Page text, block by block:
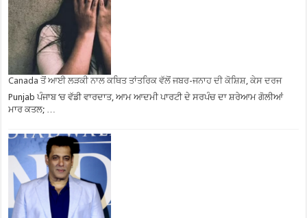
Canada ਤੋਂ ਆਈ ਲੜਕੀ ਨਾਲ ਕਥਿਤ ਤਾਂਤਰਿਕ ਵੱਲੋਂ ਜਬਰ-ਜਨਾਹ ਦੀ ਕੋਸ਼ਿਸ਼, ਕੇਸ ਦਰਜ
Punjab ਪੰਜਾਬ ‘ਚ ਵੱਡੀ ਵਾਰਦਾਤ, ਆਮ ਆਦਮੀ ਪਾਰਟੀ ਦੇ ਸਰਪੰਚ ਦਾ ਸ਼ਰੇਆਮ ਗੋਲੀਆਂ
ਮਾਰ ਕਤਲ; …